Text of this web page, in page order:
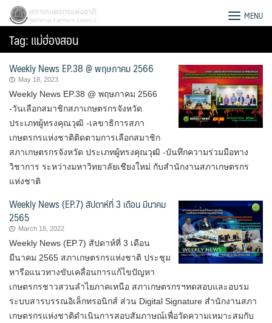
Skip
content
Search
for:
สภาเกษตรกรแห่งชาติ MENU
Tag:แม่ฮ่องสอน
Weekly News EP.38 @ พฤษภาคม 2566
May 18, 2023
Weekly News EP.38 @ พฤษภาคม 2566
-วันเลือกสมาชิกสภาเกษตรกรจังหวัด
ประเภทผู้ทรงคุณวุฒิ -เลขาธิการสภา
เกษตรกรแห่งชาติติดตามการเลือกสมาชิก
สภาเกษตรกรจังหวัด ประเภทผู้ทรงคุณวุฒิ -บันทึกความร่วมมือทาง
วิชาการ ระหว่างมหาวิทยาลัยเชียงใหม่ กับสำนักงานสภาเกษตรกร
แห่งชาติ
Weekly News (EP.7) สัปดาห์ที่ 3 เดือน มีนาคม
2565
March 18, 2022
Weekly News (EP.7) สัปดาห์ที่ 3 เดือน
มีนาคม 2565 สภาเกษตรกรแห่งชาติ ประชุม
หารือแนวทางขับเคลื่อนการแก้ไขปัญหา
เกษตรกรชาวสวนลำไยภาคเหนือ สภาเกษตรกรฯทดสอบและอบรม
ระบบสารบรรณอิเล็กทรอนิกส์ ส่วน Digital Signature สำนักงานสภา
เกษตรกรแห่งชาติดำเนินการสอบสัมภาษณ์เพื่อวัดความเหมาะสมกับ